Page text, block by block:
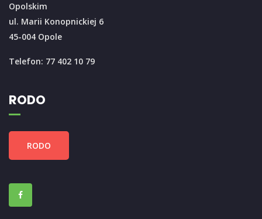
Opolskim
ul. Marii Konopnickiej 6
45-004 Opole
Telefon: 77 402 10 79
RODO
RODO